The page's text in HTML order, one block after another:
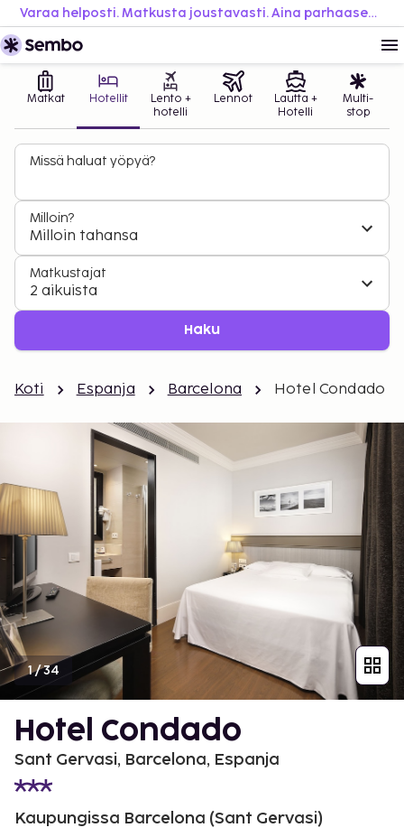
Varaa helposti. Matkusta joustavasti. Aina parhaaseen hintaan.
Matkat Hotellit
Lento +
hotelli
Lennot
Lautta +
Hotelli
Multi-
stop
Missä haluat yöpyä?
Milloin?
Milloin tahansa
Matkustajat
2 aikuista
Haku
Koti Espanja Barcelona Hotel Condado
1/34
Hotel Condado
Sant Gervasi, Barcelona, Espanja
Kaupungissa Barcelona (Sant Gervasi)